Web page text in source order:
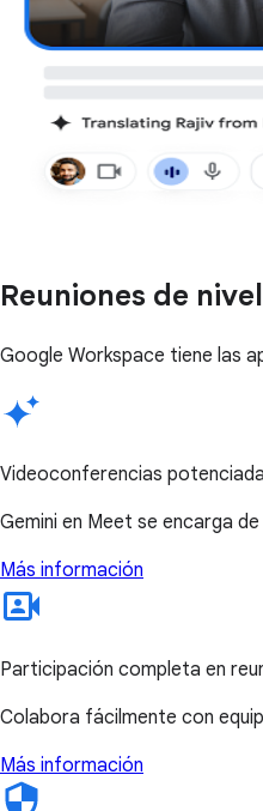
Reuniones de
Google Workspace tiene las
Videoconferencias
Gemini en Meet se encarga
Más información
Participación completa en
Colabora fácilmente con
Más información